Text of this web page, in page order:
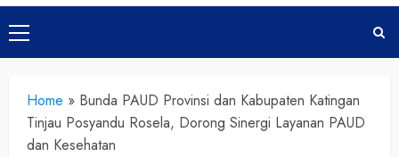
Primary
Menu
Home » Bunda PAUD Provinsi dan Kabupaten Katingan
Tinjau Posyandu Rosela, Dorong Sinergi Layanan PAUD
dan Kesehatan